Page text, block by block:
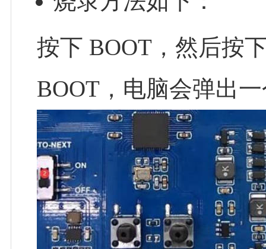
按下 BOOT，然后按
BOOT，电脑会弹出